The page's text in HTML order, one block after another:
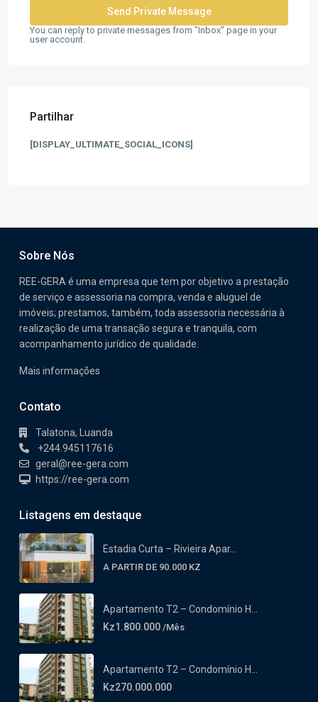
You can reply to private messages from "Inbox" page in your
user account.
Partilhar
[DISPLAY_ULTIMATE_SOCIAL_ICONS]
Sobre Nós
REE-GERA é uma empresa que tem por objetivo a prestação
de serviço e assessoria na compra, venda e aluguel de
imóveis; prestamos, também, toda assessoria necessária à
realização de uma transação segura e tranquila, com
acompanhamento jurídico de qualidade.
Mais informações
Contato
Talatona, Luanda
+244.945117616
geral@ree-gera.com
https://ree-gera.com
Listagens em destaque
Estadia Curta – Rivieira Apar...
A PARTIR DE 90.000 KZ
Apartamento T2 – Condomínio H...
Kz1.800.000 /Mês
Apartamento T2 – Condomínio H...
Kz270.000.000